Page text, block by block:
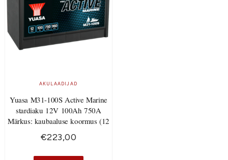
AKULAADIJAD
Yuasa M31-100S Active Marine
stardiaku 12V 100Ah 750A
Märkus: kaubaaluse koormus (12
€223,00